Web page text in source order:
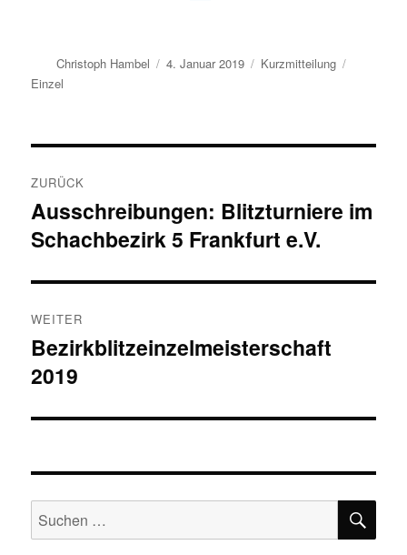
Autor
Christoph Hambel
Veröffentlicht
4. Januar 2019 Format
Kurzmitteilung
Einzel
ZURÜCK
Vorheriger
Beitrag:
Ausschreibungen: Blitzturniere im
Schachbezirk 5 Frankfurt e.V.
WEITER
Nächster
Beitrag:
Bezirkblitzeinzelmeisterschaft
2019
Suchen
nach: